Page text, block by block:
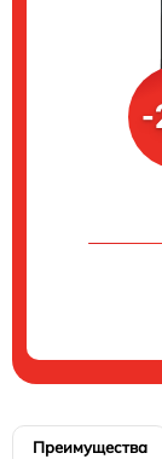
-
Преимущества